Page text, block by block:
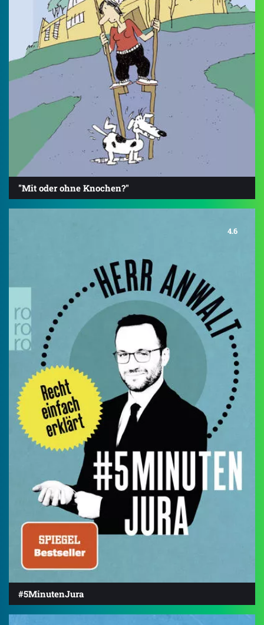
"Mit oder ohne Knochen?"
4.6
#5MinutenJura